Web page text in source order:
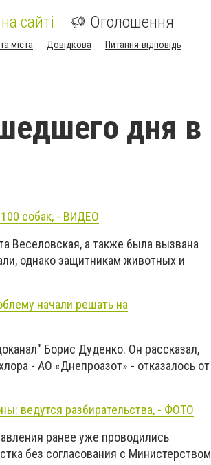
сайті Оголошення
міста Довідкова Питання-відповідь
дня в
собак, - ВИДЕО
Веселовская, а также была вызвана
однако защитникам животных и
начали решать на
Борис Дуденко. Он рассказал,
- АО «Днепроазот» - отказалось от
ведутся разбирательства, - ФОТО
ранее уже проводились
без согласования с Министерством